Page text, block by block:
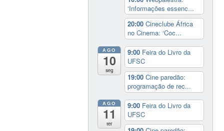
‘Informações essenc...
20:00Cineclube África
no Cinema: ‘Coc...
AGO
10
seg
9:00 Feira do Livro da
UFSC
19:00Cine paredão:
programação de rec...
AGO
11
ter
9:00 Feira do Livro da
UFSC